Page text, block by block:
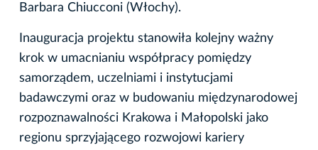
Barbara Chiucconi (Włochy).
Inauguracja projektu stanowiła kolejny ważny
krok w umacnianiu współpracy pomiędzy
samorządem, uczelniami i instytucjami
badawczymi oraz w budowaniu międzynarodowej
rozpoznawalności Krakowa i Małopolski jako
regionu sprzyjającego rozwojowi kariery